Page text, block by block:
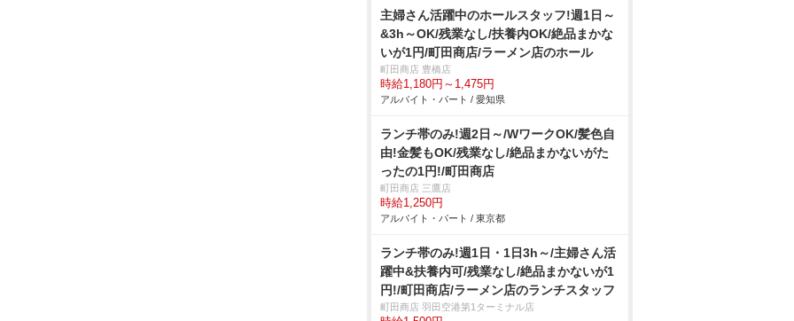
主婦さん活躍中のホールスタッフ!週1日～
&3h～OK/残業なし/扶養内OK/絶品まかな
いが1円/町田商店/ラーメン店のホール
町田商店 豊橋店
時給1,180円～1,475円
アルバイト・パート / 愛知県
ランチ帯のみ!週2日～/WワークOK/髪色自
由!金髪もOK/残業なし/絶品まかないがた
ったの1円!/町田商店
町田商店 三鷹店
時給1,250円
アルバイト・パート / 東京都
ランチ帯のみ!週1日・1日3h～/主婦さん活
躍中&扶養内可/残業なし/絶品まかないが1
円!/町田商店/ラーメン店のランチスタッフ
町田商店 羽田空港第1ターミナル店